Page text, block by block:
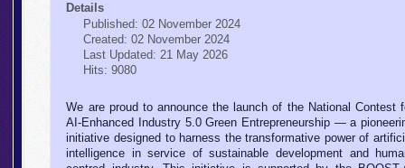
Details
Published: 02 November 2024
Created: 02 November 2024
Last Updated: 21 May 2026
Hits: 9080
We are proud to announce the launch of the National Contest
AI-Enhanced Industry 5.0 Green Entrepreneurship — a
initiative designed to harness the transformative power of
intelligence in service of sustainable development and